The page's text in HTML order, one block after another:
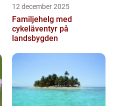
12 december 2025
Familjehelg med
cykeläventyr på
landsbygden